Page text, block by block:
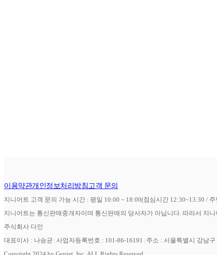
이용약관개인정보처리방침고객 문의
지니어트 고객 문의 가능 시간 : 평일 10:00 ~ 18:00(점심시간 12:30~13:30 /
지니어트는 통신판매중개자이며 통신판매의 당사자가 아닙니다. 따라서 지
주식회사 다인
대표이사 : 나승균 사업자등록번호 : 101-86-16191
주소 : 서울특별시 강남